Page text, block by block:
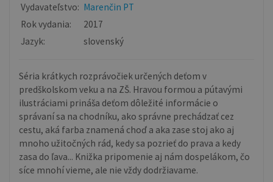
Vydavateľstvo: Marenčin PT
Rok vydania:
2017
Jazyk:
slovenský
Séria krátkych rozprávočiek určených deťom v
predškolskom veku a na ZŠ. Hravou formou a pútavými
ilustráciami prináša deťom dôležité informácie o
správaní sa na chodníku, ako správne prechádzať cez
cestu, aká farba znamená choď a aka zase stoj ako aj
mnoho užitočných rád, kedy sa pozrieť do prava a kedy
zasa do ľava... Knižka pripomenie aj nám dospelákom, čo
síce mnohí vieme, ale nie vždy dodržiavame.